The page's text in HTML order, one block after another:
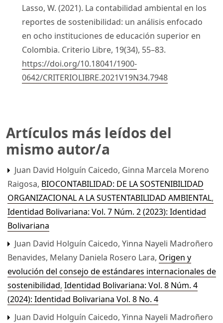
Lasso, W. (2021). La contabilidad ambiental en los
reportes de sostenibilidad: un análisis enfocado
en ocho instituciones de educación superior en
Colombia. Criterio Libre, 19(34), 55–83.
https://doi.org/10.18041/1900-
0642/CRITERIOLIBRE.2021V19N34.7948
Artículos más leídos del
mismo autor/a
Juan David Holguín Caicedo, Ginna Marcela Moreno
Raigosa, BIOCONTABILIDAD: DE LA SOSTENIBILIDAD
ORGANIZACIONAL A LA SUSTENTABILIDAD AMBIENTAL,
Identidad Bolivariana: Vol. 7 Núm. 2 (2023): Identidad
Bolivariana
Juan David Holguín Caicedo, Yinna Nayeli Madroñero
Benavides, Melany Daniela Rosero Lara, Origen y
evolución del consejo de estándares internacionales de
sostenibilidad, Identidad Bolivariana: Vol. 8 Núm. 4
(2024): Identidad Bolivariana Vol. 8 No. 4
Juan David Holguín Caicedo, Yinna Nayeli Madroñero